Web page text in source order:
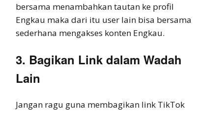
bersama menambahkan tautan ke profil
Engkau maka dari itu user lain bisa bersama
sederhana mengakses konten Engkau.
3. Bagikan Link dalam Wadah
Lain
Jangan ragu guna membagikan link TikTok